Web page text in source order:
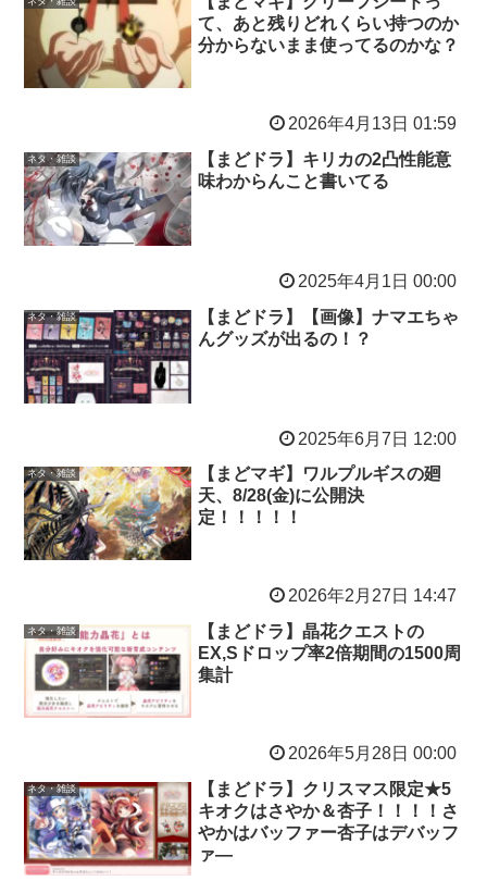
て、あと残りどれくらい持つのか
分からないまま使ってるのかな？
2026年4月13日 01:59
ネタ・雑談
【まどドラ】キリカの2凸性能意
味わからんこと書いてる
2025年4月1日 00:00
ネタ・雑談
【まどドラ】【画像】ナマエちゃ
んグッズが出るの！？
2025年6月7日 12:00
ネタ・雑談
【まどマギ】ワルプルギスの廻
天、8/28(金)に公開決
定！！！！！
2026年2月27日 14:47
ネタ・雑談
【まどドラ】晶花クエストの
EX,Sドロップ率2倍期間の1500周
集計
2026年5月28日 00:00
ネタ・雑談
【まどドラ】クリスマス限定★5
キオクはさやか＆杏子！！！！さ
やかはバッファー杏子はデバッフ
ァ―